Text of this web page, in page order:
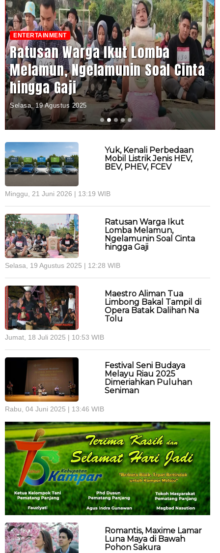
ENTERTAINMENT
Ratusan Warga Ikut Lomba
Melamun, Ngelamunin Soal Cinta
hingga Gaji
Selasa, 19 Agustus 2025
Yuk, Kenali Perbedaan
Mobil Listrik Jenis HEV,
BEV, PHEV, FCEV
Minggu, 21 Juni 2026 | 13:19 WIB
Ratusan Warga Ikut
Lomba Melamun,
Ngelamunin Soal Cinta
hingga Gaji
Selasa, 19 Agustus 2025 | 12:28 WIB
Maestro Aliman Tua
Limbong Bakal Tampil di
Opera Batak Dalihan Na
Tolu
Jumat, 18 Juli 2025 | 10:53 WIB
Festival Seni Budaya
Melayu Riau 2025
Dimeriahkan Puluhan
Seniman
Rabu, 04 Juni 2025 | 13:46 WIB
Romantis, Maxime Lamar
Luna Maya di Bawah
Pohon Sakura